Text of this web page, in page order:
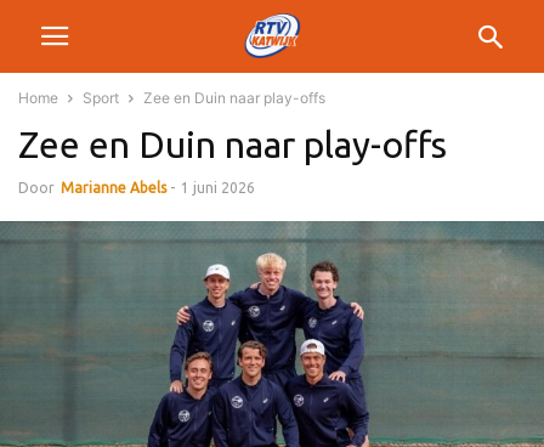
Home Sport Zee en Duin naar play-offs
Zee en Duin naar play-offs
Door Marianne Abels - 1 juni 2026